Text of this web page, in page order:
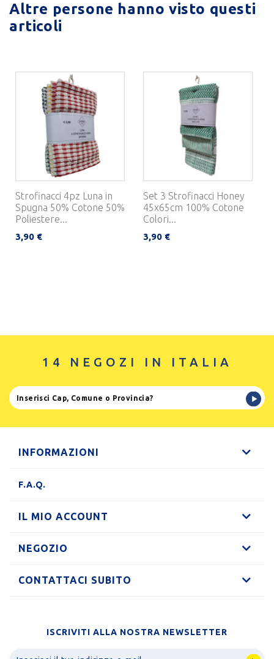
Altre persone hanno visto questi
articoli
Strofinacci 4pz Luna in
Spugna 50% Cotone 50%
Poliestere...
3,90 €
Set 3 Strofinacci Honey
45x65cm 100% Cotone
Colori...
3,90 €
14 NEGOZI IN ITALIA
INFORMAZIONI
F.A.Q.
IL MIO ACCOUNT
NEGOZIO
CONTATTACI SUBITO
ISCRIVITI ALLA NOSTRA NEWSLETTER